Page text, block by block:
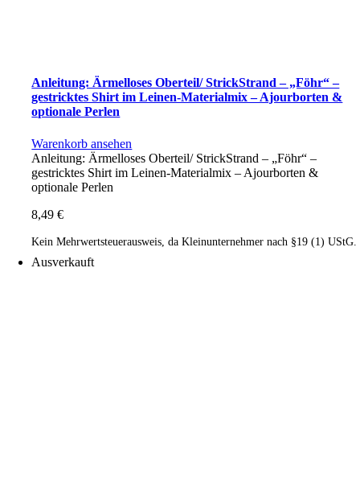
Anleitung: Ärmelloses Oberteil/ StrickStrand – „Föhr“ –
gestricktes Shirt im Leinen-Materialmix – Ajourborten &
optionale Perlen
Warenkorb ansehen
Anleitung: Ärmelloses Oberteil/ StrickStrand – „Föhr“ –
gestricktes Shirt im Leinen-Materialmix – Ajourborten &
optionale Perlen
8,49€
Kein Mehrwertsteuerausweis, da Kleinunternehmer nach §19 (1) UStG.
Ausverkauft